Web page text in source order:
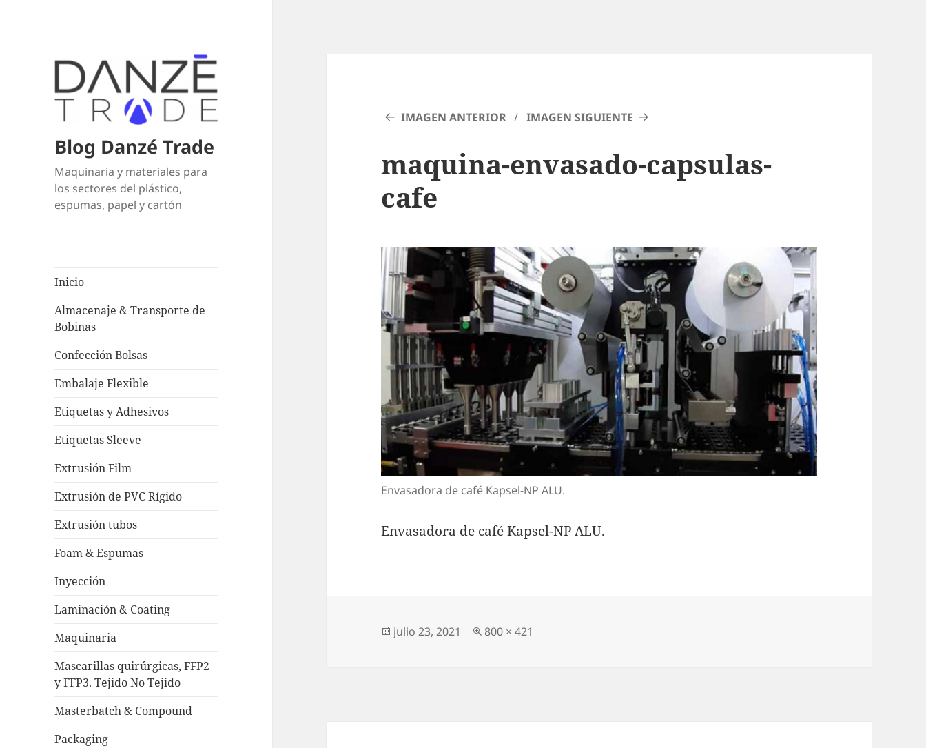
Blog Danzé Trade
Maquinaria y materiales para
los sectores del plástico,
espumas, papel y cartón
Inicio
Almacenaje & Transporte de
Bobinas
Confección Bolsas
Embalaje Flexible
Etiquetas y Adhesivos
Etiquetas Sleeve
Extrusión Film
Extrusión de PVC Rígido
Extrusión tubos
Foam & Espumas
Inyección
Laminación & Coating
Maquinaria
Mascarillas quirúrgicas, FFP2
y FFP3. Tejido No Tejido
Masterbatch & Compound
Packaging
IMAGEN ANTERIOR IMAGEN SIGUIENTE
maquina-envasado-capsulas-
cafe
Envasadora de café Kapsel-NP ALU.
Envasadora de café Kapsel-NP ALU.
Publicado
julio 23, 2021
Tamaño
800 × 421